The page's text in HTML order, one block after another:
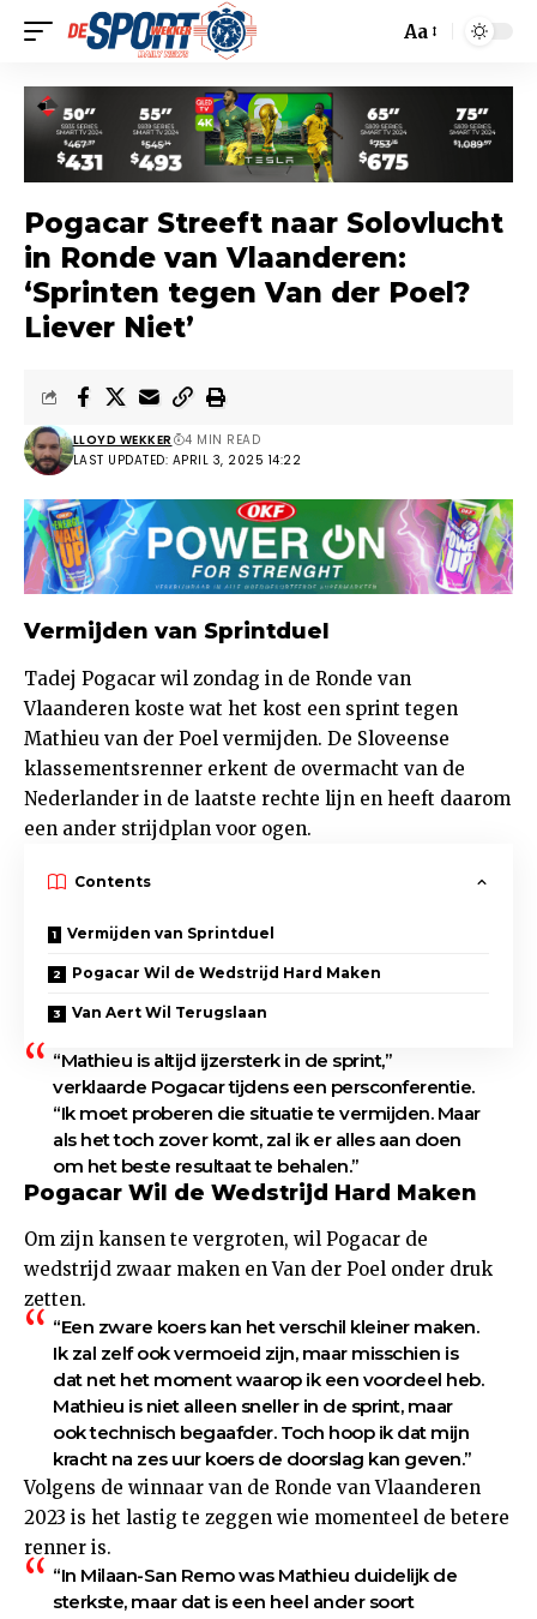
Aa
Pogacar Streeft naar Solovlucht
in Ronde van Vlaanderen:
‘Sprinten tegen Van der Poel?
Liever Niet’
LAST UPDATED: APRIL 3, 2025 14:22
LLOYD WEKKER 4 MIN READ
Vermijden van Sprintduel
Tadej Pogacar wil zondag in de Ronde van
Vlaanderen koste wat het kost een sprint tegen
Mathieu van der Poel vermijden. De Sloveense
klassementsrenner erkent de overmacht van de
Nederlander in de laatste rechte lijn en heeft daarom
een ander strijdplan voor ogen.
Contents
Vermijden van Sprintduel
Pogacar Wil de Wedstrijd Hard Maken
Van Aert Wil Terugslaan
“Mathieu is altijd ijzersterk in de sprint,”
verklaarde Pogacar tijdens een persconferentie.
“Ik moet proberen die situatie te vermijden. Maar
als het toch zover komt, zal ik er alles aan doen
om het beste resultaat te behalen.”
Pogacar Wil de Wedstrijd Hard Maken
Om zijn kansen te vergroten, wil Pogacar de
wedstrijd zwaar maken en Van der Poel onder druk
zetten.
“Een zware koers kan het verschil kleiner maken.
Ik zal zelf ook vermoeid zijn, maar misschien is
dat net het moment waarop ik een voordeel heb.
Mathieu is niet alleen sneller in de sprint, maar
ook technisch begaafder. Toch hoop ik dat mijn
kracht na zes uur koers de doorslag kan geven.”
Volgens de winnaar van de Ronde van Vlaanderen
2023 is het lastig te zeggen wie momenteel de betere
renner is.
“In Milaan-San Remo was Mathieu duidelijk de
sterkste, maar dat is een heel ander soort